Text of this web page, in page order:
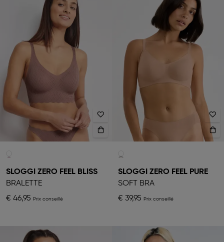
SLOGGI ZERO FEEL BLISS
BRALETTE
€ 46,95
SLOGGI ZERO FEEL PURE
SOFT BRA
€ 39,95